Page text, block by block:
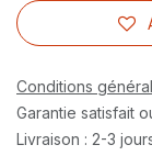
Conditions
Garantie satisfait
Livraison : 2-3